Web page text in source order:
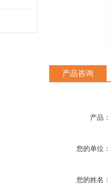
产品咨询
产品：
您的单位：
您的姓名：